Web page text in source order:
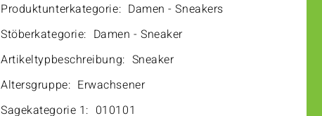
Produktunterkategorie: Damen - Sneakers
Stöberkategorie: Damen - Sneaker
Artikeltypbeschreibung: Sneaker
Altersgruppe: Erwachsener
Sagekategorie 1: 010101